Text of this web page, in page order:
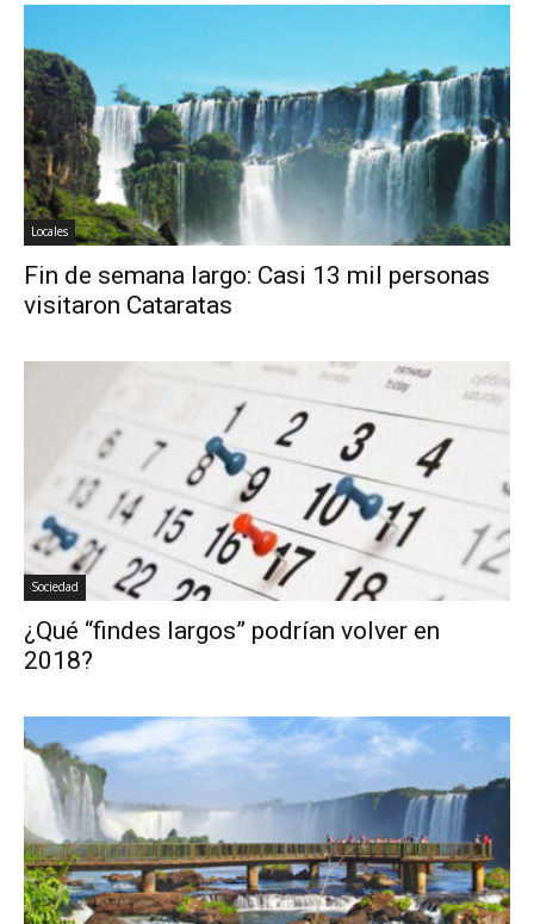
Locales
Fin de semana largo: Casi 13 mil personas
visitaron Cataratas
Sociedad
¿Qué “findes largos” podrían volver en
2018?